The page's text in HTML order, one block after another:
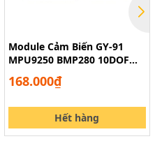
Module Cảm Biến GY-91
MPU9250 BMP280 10DOF
168.000₫
Hết hàng